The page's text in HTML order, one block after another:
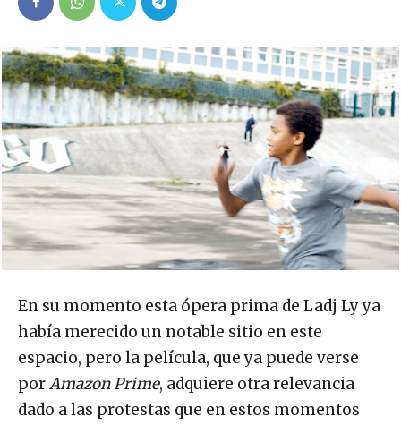
En su momento esta ópera prima de Ladj Ly ya
había merecido un notable sitio en este
espacio, pero la película, que ya puede verse
porAmazon Prime, adquiere otra relevancia
dado a las protestas que en estos momentos